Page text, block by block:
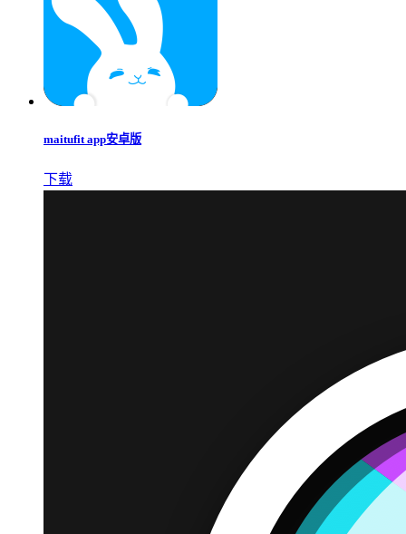
maitufit app安卓版
下载